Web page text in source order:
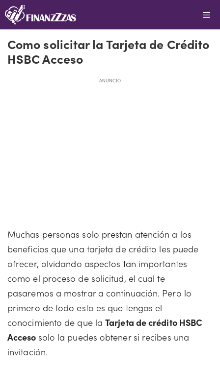
Saltar
al
Como solicitar la Tarjeta de Crédito
HSBC Acceso
ANUNCIO
Muchas personas solo prestan atención a los
beneficios que una tarjeta de crédito les puede
ofrecer, olvidando aspectos tan importantes
como el proceso de solicitud, el cual te
pasaremos a mostrar a continuación. Pero lo
primero de todo esto es que tengas el
conocimiento de que laTarjeta de crédito HSBC
Acceso solo la puedes obtener si recibes una
invitación.